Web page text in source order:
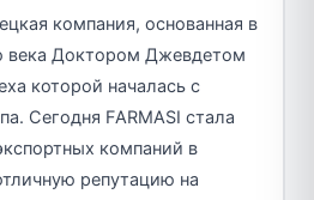
компания, основанная в
века Доктором Джевдетом
которой началась с
Сегодня FARMASI стала
компаний в
репутацию на